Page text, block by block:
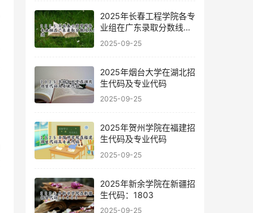
2025年长春工程学院各专
业组在广东录取分数线及
位次
2025-09-25
2025年烟台大学在湖北招
生代码及专业代码
2025-09-25
2025年贺州学院在福建招
生代码及专业代码
2025-09-25
2025年新余学院在新疆招
生代码：1803
2025-09-25